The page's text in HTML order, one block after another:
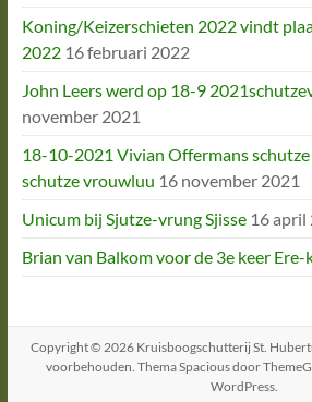
Koning/Keizerschieten 2022 vindt
2022 16 februari 2022
John Leers werd op 18-9
november 2021
18-10-2021 Vivian Offermans
schutze vrouwluu 16 november 2021
Unicum bij Sjutze-vrung Sjisse 16 april
Brian van Balkom voor de 3e keer Ere-
Copyright © 2026 Kruisboogschutterij St.
voorbehouden. ThemaSpaciousdoor
WordPress.